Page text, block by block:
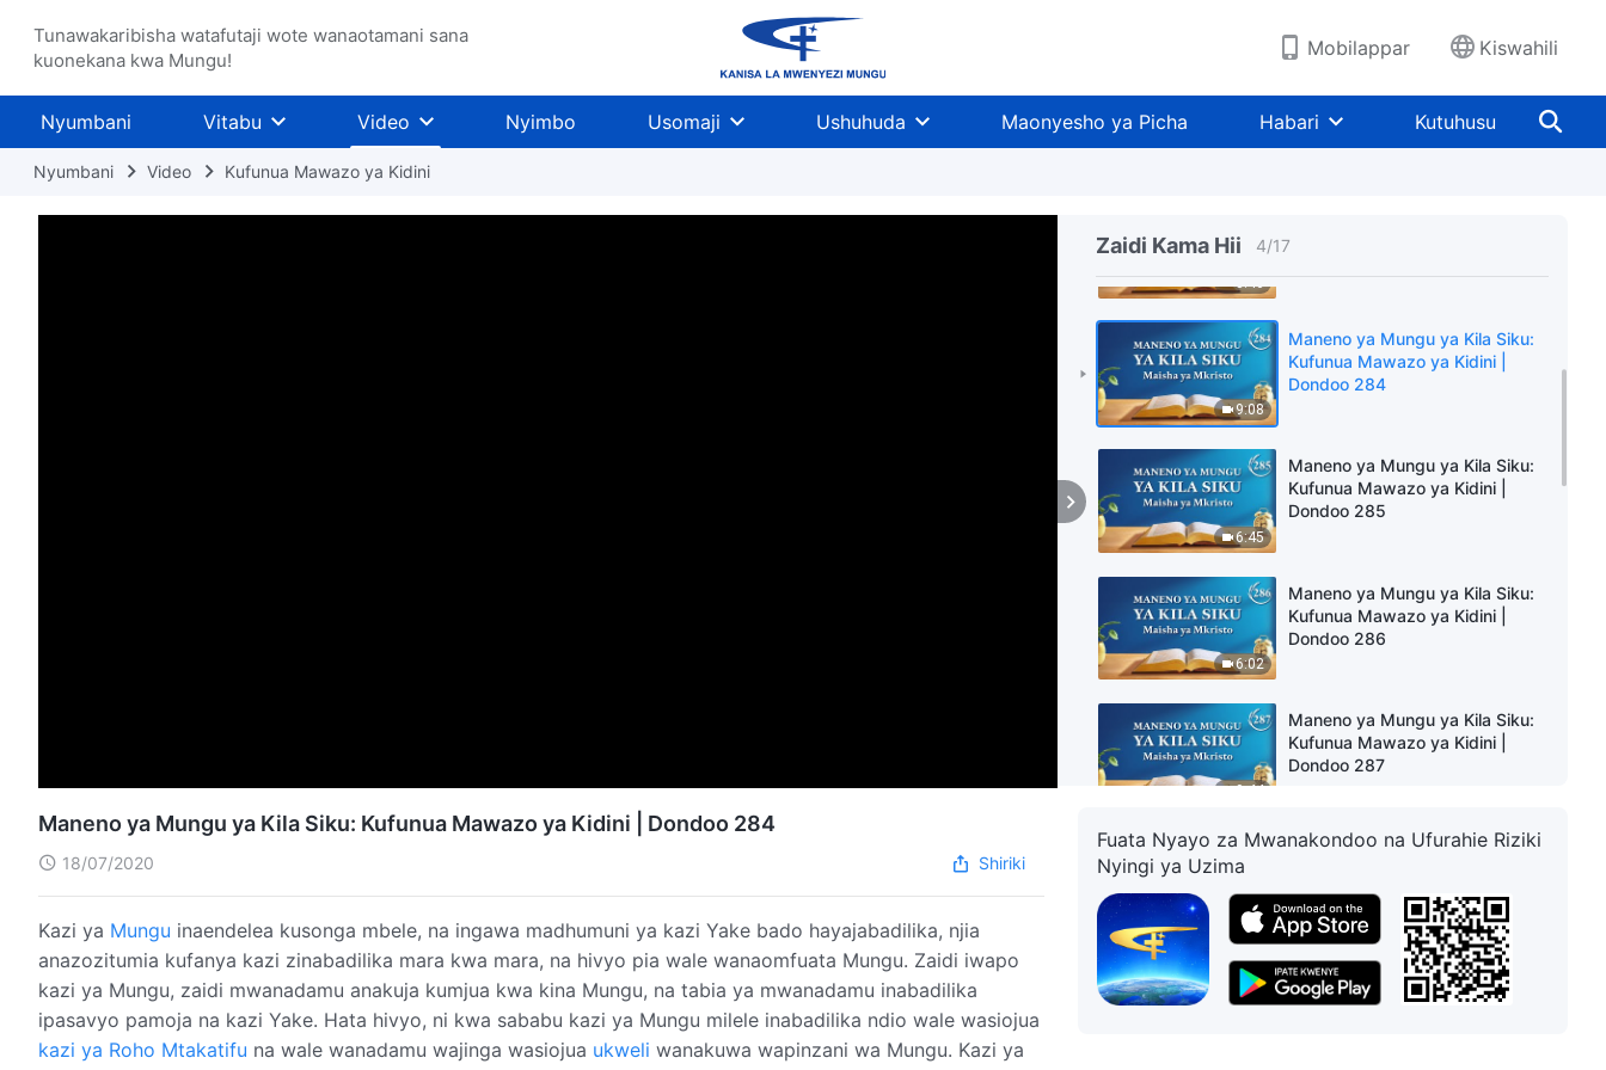
Tunawakaribisha watafutaji wote wanaotamani sana
kuonekana kwa Mungu!
Mobilappar Kiswahili
Nyumbani Vitabu Video Nyimbo Usomaji Ushuhuda Maonyesho ya Picha Habari Kutuhusu
Nyumbani Video Kufunua Mawazo ya Kidini
Zaidi Kama Hii 4/17
Dondoo 282
8:46
9:08
Maneno ya Mungu ya Kila Siku:
Kufunua Mawazo ya Kidini |
Dondoo 284
6:45
Maneno ya Mungu ya Kila Siku:
Kufunua Mawazo ya Kidini |
Dondoo 285
6:02
Maneno ya Mungu ya Kila Siku:
Kufunua Mawazo ya Kidini |
Dondoo 286
9:44
Maneno ya Mungu ya Kila Siku:
Kufunua Mawazo ya Kidini |
Dondoo 287
9:40
Maneno ya Mungu ya Kila Siku:
Dondoo 290
Maneno ya Mungu ya Kila Siku:
Kufunua Mawazo ya Kidini |
Maneno ya Mungu ya Kila Siku: Kufunua Mawazo ya Kidini | Dondoo 284
18/07/2020 Shiriki
Kazi ya Mungu inaendelea kusonga mbele, na ingawa madhumuni ya kazi Yake bado hayajabadilika, njia
anazozitumia kufanya kazi zinabadilika mara kwa mara, na hivyo pia wale wanaomfuata Mungu. Zaidi iwapo
kazi ya Mungu, zaidi mwanadamu anakuja kumjua kwa kina Mungu, na tabia ya mwanadamu inabadilika
ipasavyo pamoja na kazi Yake. Hata hivyo, ni kwa sababu kazi ya Mungu milele inabadilika ndio wale wasiojua
kazi ya Roho Mtakatifu na wale wanadamu wajinga wasiojua ukweli wanakuwa wapinzani wa Mungu. Kazi ya
Fuata Nyayo za Mwanakondoo na Ufurahie Riziki
Nyingi ya Uzima